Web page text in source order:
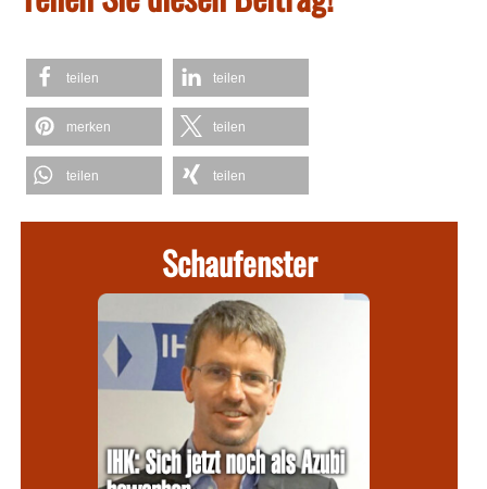
teilen teilen
merken teilen
teilen teilen
Schaufenster